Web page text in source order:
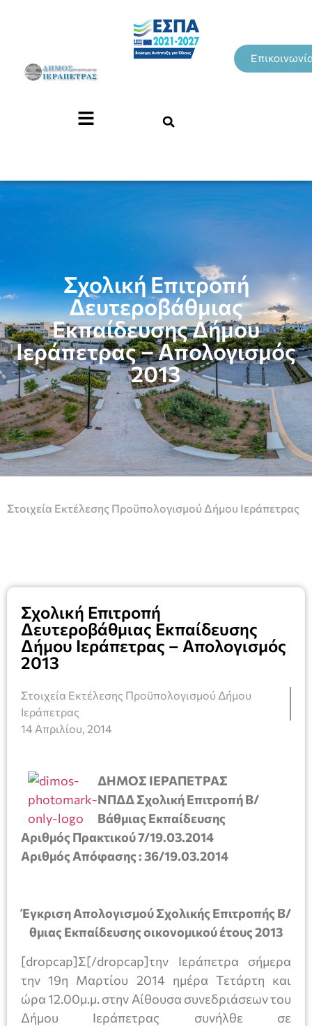
Σχολική Επιτροπή
Δευτεροβάθμιας
Εκπαίδευσης Δήμου
Ιεράπετρας – Απολογισμός
2013
Στοιχεία Εκτέλεσης Προϋπολογισμού Δήμου Ιεράπετρας
Σχολική Επιτροπή
Δευτεροβάθμιας Εκπαίδευσης
Δήμου Ιεράπετρας – Απολογισμός
2013
Στοιχεία Εκτέλεσης Προϋπολογισμού Δήμου
Ιεράπετρας
14 Απριλίου, 2014
ΔΗΜΟΣ ΙΕΡΑΠΕΤΡΑΣ
ΝΠΔΔ Σχολική Επιτροπή Β/
Βάθμιας Εκπαίδευσης
Αριθμός Πρακτικού 7/19.03.2014
Αριθμός Απόφασης : 36/19.03.2014
Έγκριση Απολογισμού Σχολικής Επιτροπής Β/
θμιας Εκπαίδευσης οικονομικού έτους 2013
[dropcap]Σ[/dropcap]την Ιεράπετρα σήμερα
την 19η Μαρτίου 2014 ημέρα Τετάρτη και
ώρα 12.00μ.μ. στην Αίθουσα συνεδριάσεων του
Δήμου Ιεράπετρας συνήλθε σε